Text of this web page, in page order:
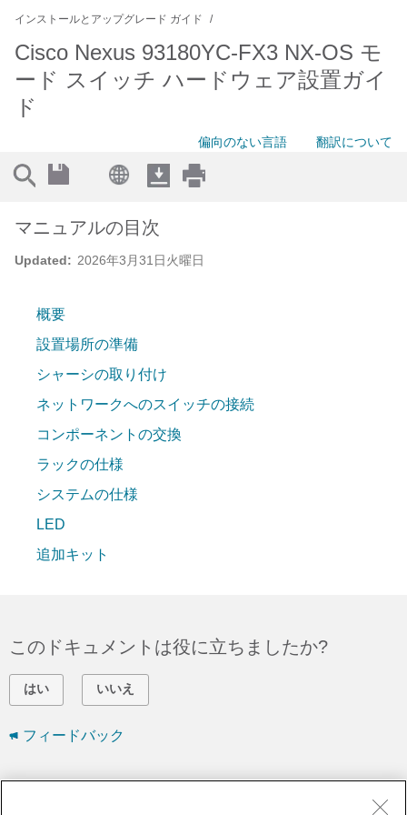
インストールとアップグレード ガイド
Cisco Nexus 93180YC-FX3 NX-OS モ
ード スイッチ ハードウェア設置ガイ
ド
偏向のない言語 翻訳について
Updated: 2026年3月31日火曜日
マニュアルの目次
概要
設置場所の準備
シャーシの取り付け
ネットワークへのスイッチの接続
コンポーネントの交換
ラックの仕様
システムの仕様
LED
追加キット
このドキュメントは役に立ちましたか?
はい いいえ
フィードバック